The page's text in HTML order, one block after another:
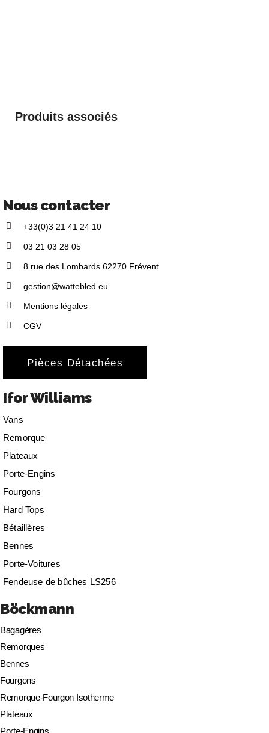
Produits associés
Nous contacter
+33(0)3 21 41 24 10
03 21 03 28 05
8 rue des Lombards 62270 Frévent
gestion@wattebled.eu
Mentions légales
CGV
Pièces Détachées
Ifor Williams
Vans
Remorque
Plateaux
Porte-Engins
Fourgons
Hard Tops
Bétaillères
Bennes
Porte-Voitures
Fendeuse de bûches LS256
Böckmann
Bagagères
Remorques
Bennes
Fourgons
Remorque-Fourgon Isotherme
Plateaux
Porte-Engins